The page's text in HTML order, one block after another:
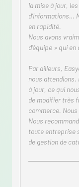
la mise à jour,
d’informations…
en rapidité.
Nous avons
d’équipe » qui en
Par ailleurs,
nous attendions.
à jour, ce qui
de modifier très
commerce.
Nous
toute entreprise
de gestion de